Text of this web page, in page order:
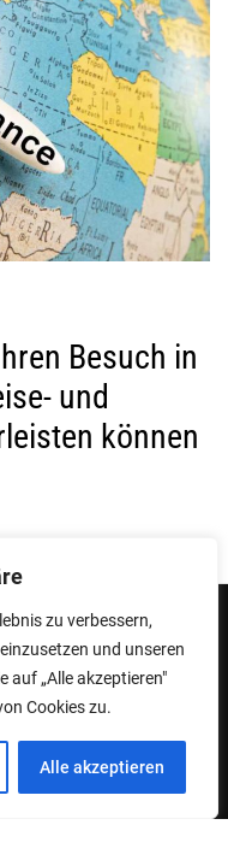
zu verbessern,
und unseren
auf „Alle akzeptieren"
Cookies zu.
Alle akzeptieren
Besuch in
und
können
Team